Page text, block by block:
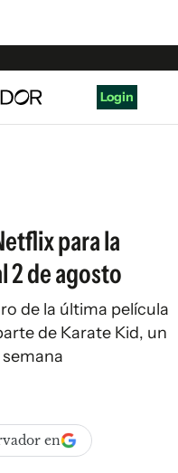
Login
para la
2 de agosto
de la última película
de Karate Kid, un
en